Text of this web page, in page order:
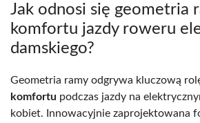
Jak odnosi się geometria
komfortu jazdy roweru
damskiego?
Geometria ramy odgrywa kluczową
komfortu podczas jazdy na
kobiet. Innowacyjnie zaprojektowana